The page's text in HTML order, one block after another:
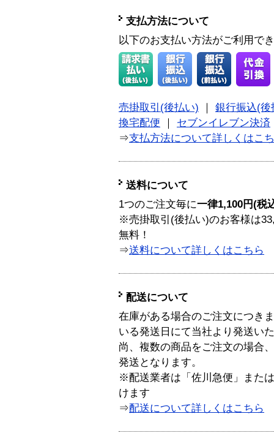
支払方法について
以下のお支払い方法がご利用で
売掛取引(後払い)
銀行振込(後
換宅配便
セブンイレブン決済
⇒支払方法について詳しくはこ
送料について
1つのご注文毎に一律1,100円(税
※売掛取引(後払い)のお客様は
無料！
⇒送料について詳しくはこちら
配送について
在庫がある場合のご注文につき
いる発送日にて当社より発送い
尚、複数の商品をご注文の場合
発送となります。
※配送業者は「佐川急便」また
けます
⇒配送について詳しくはこちら